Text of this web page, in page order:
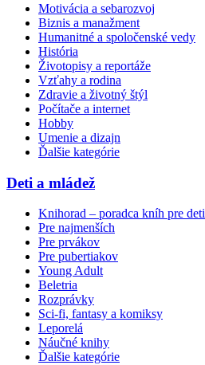
Motivácia a sebarozvoj
Biznis a manažment
Humanitné a spoločenské vedy
História
Životopisy a reportáže
Vzťahy a rodina
Zdravie a životný štýl
Počítače a internet
Hobby
Umenie a dizajn
Ďalšie kategórie
Deti a mládež
Knihorad – poradca kníh pre deti
Pre najmenších
Pre prvákov
Pre pubertiakov
Young Adult
Beletria
Rozprávky
Sci-fi, fantasy a komiksy
Leporelá
Náučné knihy
Ďalšie kategórie